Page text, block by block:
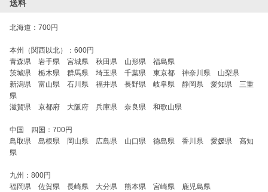
送料
北海道：700円
本州（関西以北）：600円
青森県　岩手県　宮城県　秋田県　山形県　福島県
茨城県　栃木県　群馬県　埼玉県　千葉県　東京都　神奈川県　山梨県
新潟県　富山県　石川県　福井県　長野県　岐阜県　静岡県　愛知県　三重
県
滋賀県　京都府　大阪府　兵庫県　奈良県　和歌山県
中国　四国：700円
鳥取県　島根県　岡山県　広島県　山口県　徳島県　香川県　愛媛県　高知
県
九州：800円
福岡県　佐賀県　長崎県　大分県　熊本県　宮崎県　鹿児島県